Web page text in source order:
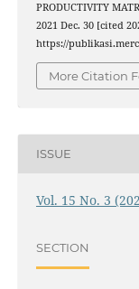
PRODUCTIVITY
2021 Dec. 30 [cited
https://
More Citation
ISSUE
Vol. 15 No. 3
SECTION